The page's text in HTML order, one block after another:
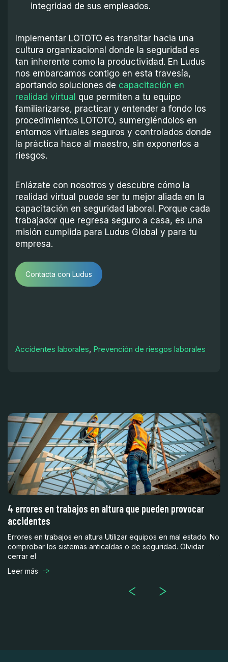
integridad de sus empleados.
Implementar LOTOTO es transitar hacia una
cultura organizacional donde la seguridad es
tan inherente como la productividad. En Ludus
nos embarcamos contigo en esta travesía,
aportando soluciones de capacitación en
realidad virtual que permiten a tu equipo
familiarizarse, practicar y entender a fondo los
procedimientos LOTOTO, sumergiéndolos en
entornos virtuales seguros y controlados donde
la práctica hace al maestro, sin exponerlos a
riesgos.
Enlázate con nosotros y descubre cómo la
realidad virtual puede ser tu mejor aliada en la
capacitación en seguridad laboral. Porque cada
trabajador que regresa seguro a casa, es una
misión cumplida para Ludus Global y para tu
empresa.
Contacta con Ludus
Accidentes laborales, Prevención de riesgos laborales
4 errores en trabajos en altura que pueden provocar
accidentes
Errores en trabajos en altura Utilizar equipos en mal estado. No
comprobar los sistemas anticaídas o de seguridad. Olvidar
cerrar el
Leer más